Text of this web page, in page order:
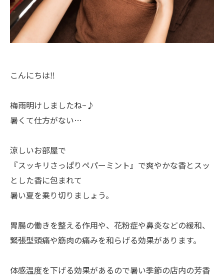
こんにちは‼︎
梅雨明けしましたね~♪
暑くて仕方がない…
涼しいお部屋で
『スッキリさっぱりペパーミント』で爽やかな香とスッ
とした香に包まれて
暑い夏を乗り切りましょう。
胃腸の働きを整える作用や、花粉症や鼻炎などの緩和、
緊張型頭痛や筋肉の痛みを和らげる効果があります。
体感温度を下げる効果があるので暑い季節の店内の芳香